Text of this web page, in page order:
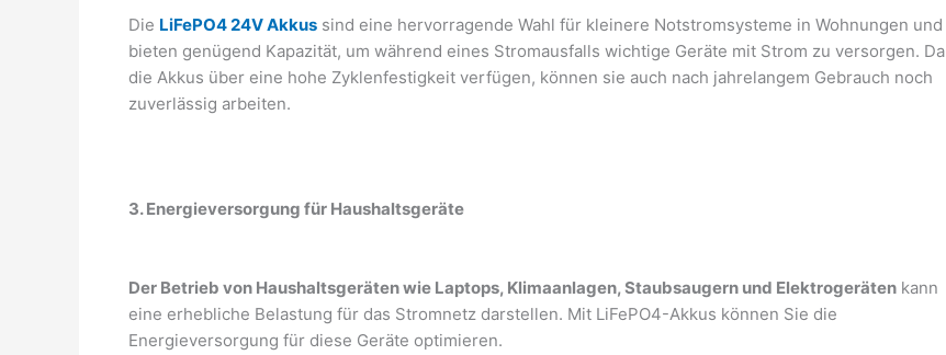
Die LiFePO4 24V Akkus sind eine hervorragende Wahl für kleinere Notstromsysteme in Wohnungen und
bieten genügend Kapazität, um während eines Stromausfalls wichtige Geräte mit Strom zu versorgen. Da
die Akkus über eine hohe Zyklenfestigkeit verfügen, können sie auch nach jahrelangem Gebrauch noch
zuverlässig arbeiten.
3. Energieversorgung für Haushaltsgeräte
Der Betrieb von Haushaltsgeräten wie Laptops, Klimaanlagen, Staubsaugern und Elektrogeräten kann
eine erhebliche Belastung für das Stromnetz darstellen. Mit LiFePO4-Akkus können Sie die
Energieversorgung für diese Geräte optimieren.